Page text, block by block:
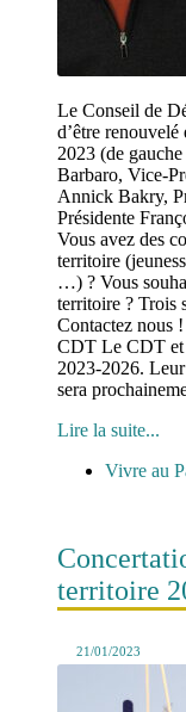
Le Conseil de
d’être
2023 (de
Barbaro, Vice-
Annick Bakry,
Présidente
Vous avez des
territoire
…) ? Vous
territoire ? Trois
Contactez nous
CDT Le CDT et
2023-2026.
sera
Lire la suite...
Vivre au
territoire
21/01/2023